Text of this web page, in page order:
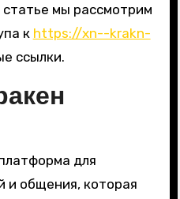
статье мы рассмотрим
к https://xn--krakn-
ссылки.
для
и общения, которая